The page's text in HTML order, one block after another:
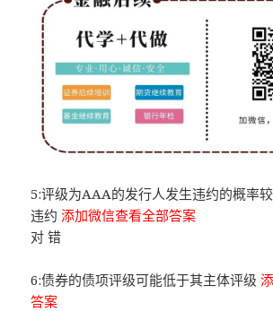
5:评级为AAA的发行人发生违约的概率
违约添加微信查看全部答案
对 错
6:债券的债项评级可能低于其主体评级
答案